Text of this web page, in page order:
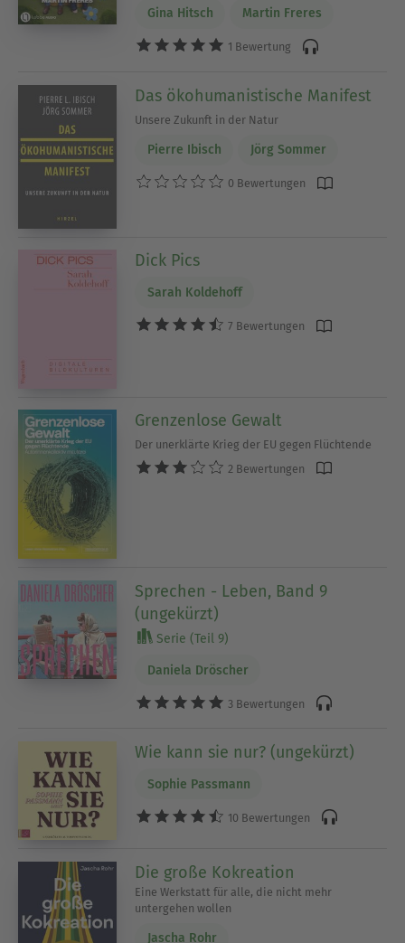
Gina Hitsch Martin Freres
1 Bewertung
Das ökohumanistische Manifest
Unsere Zukunft in der Natur
Pierre Ibisch Jörg Sommer
0 Bewertungen
Dick Pics
Sarah Koldehoff
7 Bewertungen
Grenzenlose Gewalt
Der unerklärte Krieg der EU gegen Flüchtende
2 Bewertungen
Sprechen - Leben, Band 9
(ungekürzt)
Serie (Teil 9)
Daniela Dröscher
3 Bewertungen
Wie kann sie nur? (ungekürzt)
Sophie Passmann
10 Bewertungen
Die große Kokreation
Eine Werkstatt für alle, die nicht mehr
untergehen wollen
Jascha Rohr